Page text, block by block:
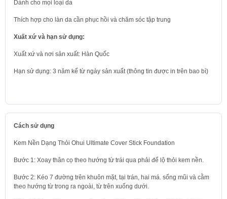
Dành cho mọi loại da
Thích hợp cho làn da cần phục hồi và chăm sóc tập trung
Xuất xứ và hạn sử dụng:
Xuất xứ và nơi sản xuất: Hàn Quốc
Hạn sử dụng: 3 năm kể từ ngày sản xuất (thông tin được in trên bao bì)
Cách sử dụng
Kem Nền Dạng Thỏi Ohui Ultimate Cover Stick Foundation
Bước 1: Xoay thân cọ theo hướng từ trái qua phải để lộ thỏi kem nền.
Bước 2: Kéo 7 đường trên khuôn mặt, tại trán, hai má. sống mũi và cằm
theo hướng từ trong ra ngoài, từ trên xuống dưới.